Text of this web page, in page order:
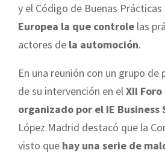
y el Código de Buenas Prácticas
Europea la que controle las
actores de la automoción.
En una reunión con un grupo de
de su intervención en el XII
organizado por el IE Business
López Madrid destacó que la
visto que hay una serie de